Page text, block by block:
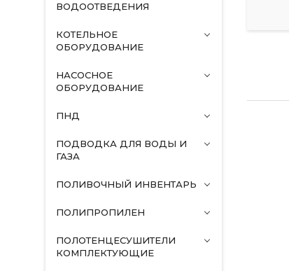
ВОДООТВЕДЕНИЯ
КОТЕЛЬНОЕ
ОБОРУДОВАНИЕ
НАСОСНОЕ
ОБОРУДОВАНИЕ
ПНД
ПОДВОДКА ДЛЯ ВОДЫ И
ГАЗА
ПОЛИВОЧНЫЙ ИНВЕНТАРЬ
ПОЛИПРОПИЛЕН
ПОЛОТЕНЦЕСУШИТЕЛИ
КОМПЛЕКТУЮЩИЕ